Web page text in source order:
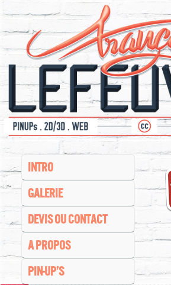
INTRO
GALERIE
DEVIS OU CONTACT
A PROPOS
PIN-UP’S